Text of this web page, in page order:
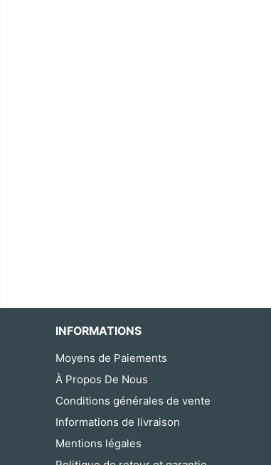
INFORMATIONS
Moyens de Paiements
À Propos De Nous
Conditions générales de vente
Informations de livraison
Mentions légales